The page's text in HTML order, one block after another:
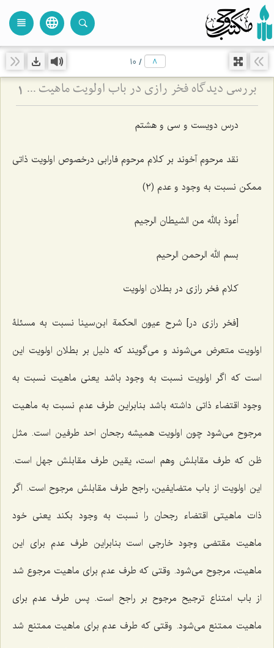
language
view_headline
/
10
بررسی دیدگاه فخر رازی در باب اولویت ماهیت - تحلیل نسبت میان اولویت وجود و امتناع عدم در فلسفه 1
درس دویست و سی و هشتم
نقد مرحوم آخوند بر کلام مرحوم فارابی درخصوص اولویت ذاتی
ممکن نسبت به وجود و عدم (2)
أعوذ بالله من الشیطان الرجیم
بسم الله الرحمن الرحیم
کلام فخر رازی در بطلان اولویت
[فخر رازی در] شرح عیون الحکمة ابن‌سینا نسبت به مسئلۀ
اولویت متعرض می‌شوند و می‌گویند که دلیل بر بطلان اولویت این
است که اگر اولویت نسبت به وجود باشد یعنی ماهیت نسبت به
وجود اقتضاء ذاتی داشته باشد بنابراین طرف عدم نسبت به ماهیت
مرجوح می‌شود چون اولویت همیشه رجحان احد طرفین است. مثل
ظن که طرف مقابلش وهم است، یقین طرف مقابلش جهل است.
این اولویت از باب متضایفین، راجح طرف مقابلش مرجوح است. اگر
ذات ماهیتی اقتضاء رجحان را نسبت به وجود بکند یعنی خود
ماهیت مقتضی وجود خارجی است بنابراین طرف عدم برای این
ماهیت، مرجوح می‌شود. وقتی که طرف عدم برای ماهیت مرجوع شد
از باب امتناع ترجیح مرجوح بر راجح است. پس طرف عدم برای
ماهیت ممتنع می‌شود. وقتی که طرف عدم برای ماهیت ممتنع شد